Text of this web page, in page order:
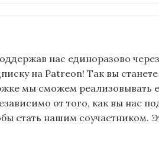
нас единоразово
на Patreon! Так вы
мы сможем реализовывать
от того, как вы нас
стать нашим соучастником.